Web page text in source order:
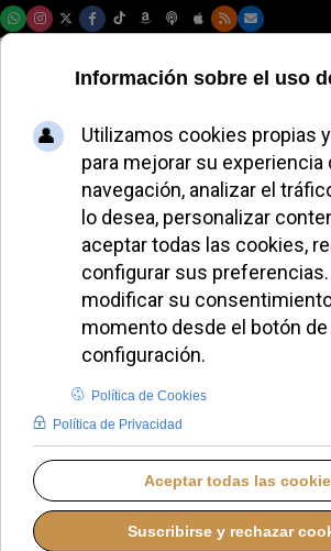
La Asamblea
CONFER
presenta el
Pastoral
JUANA MORALES
DIÓCESIS DE TUI-VIGO
LUNES, 13 OCTUBRE 2025 18:05